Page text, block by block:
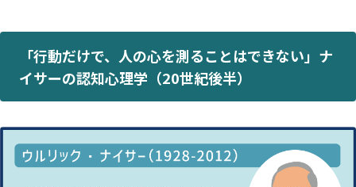
「行動だけで、人の心を測ることはできない」ナ
イサーの認知心理学（20世紀後半）